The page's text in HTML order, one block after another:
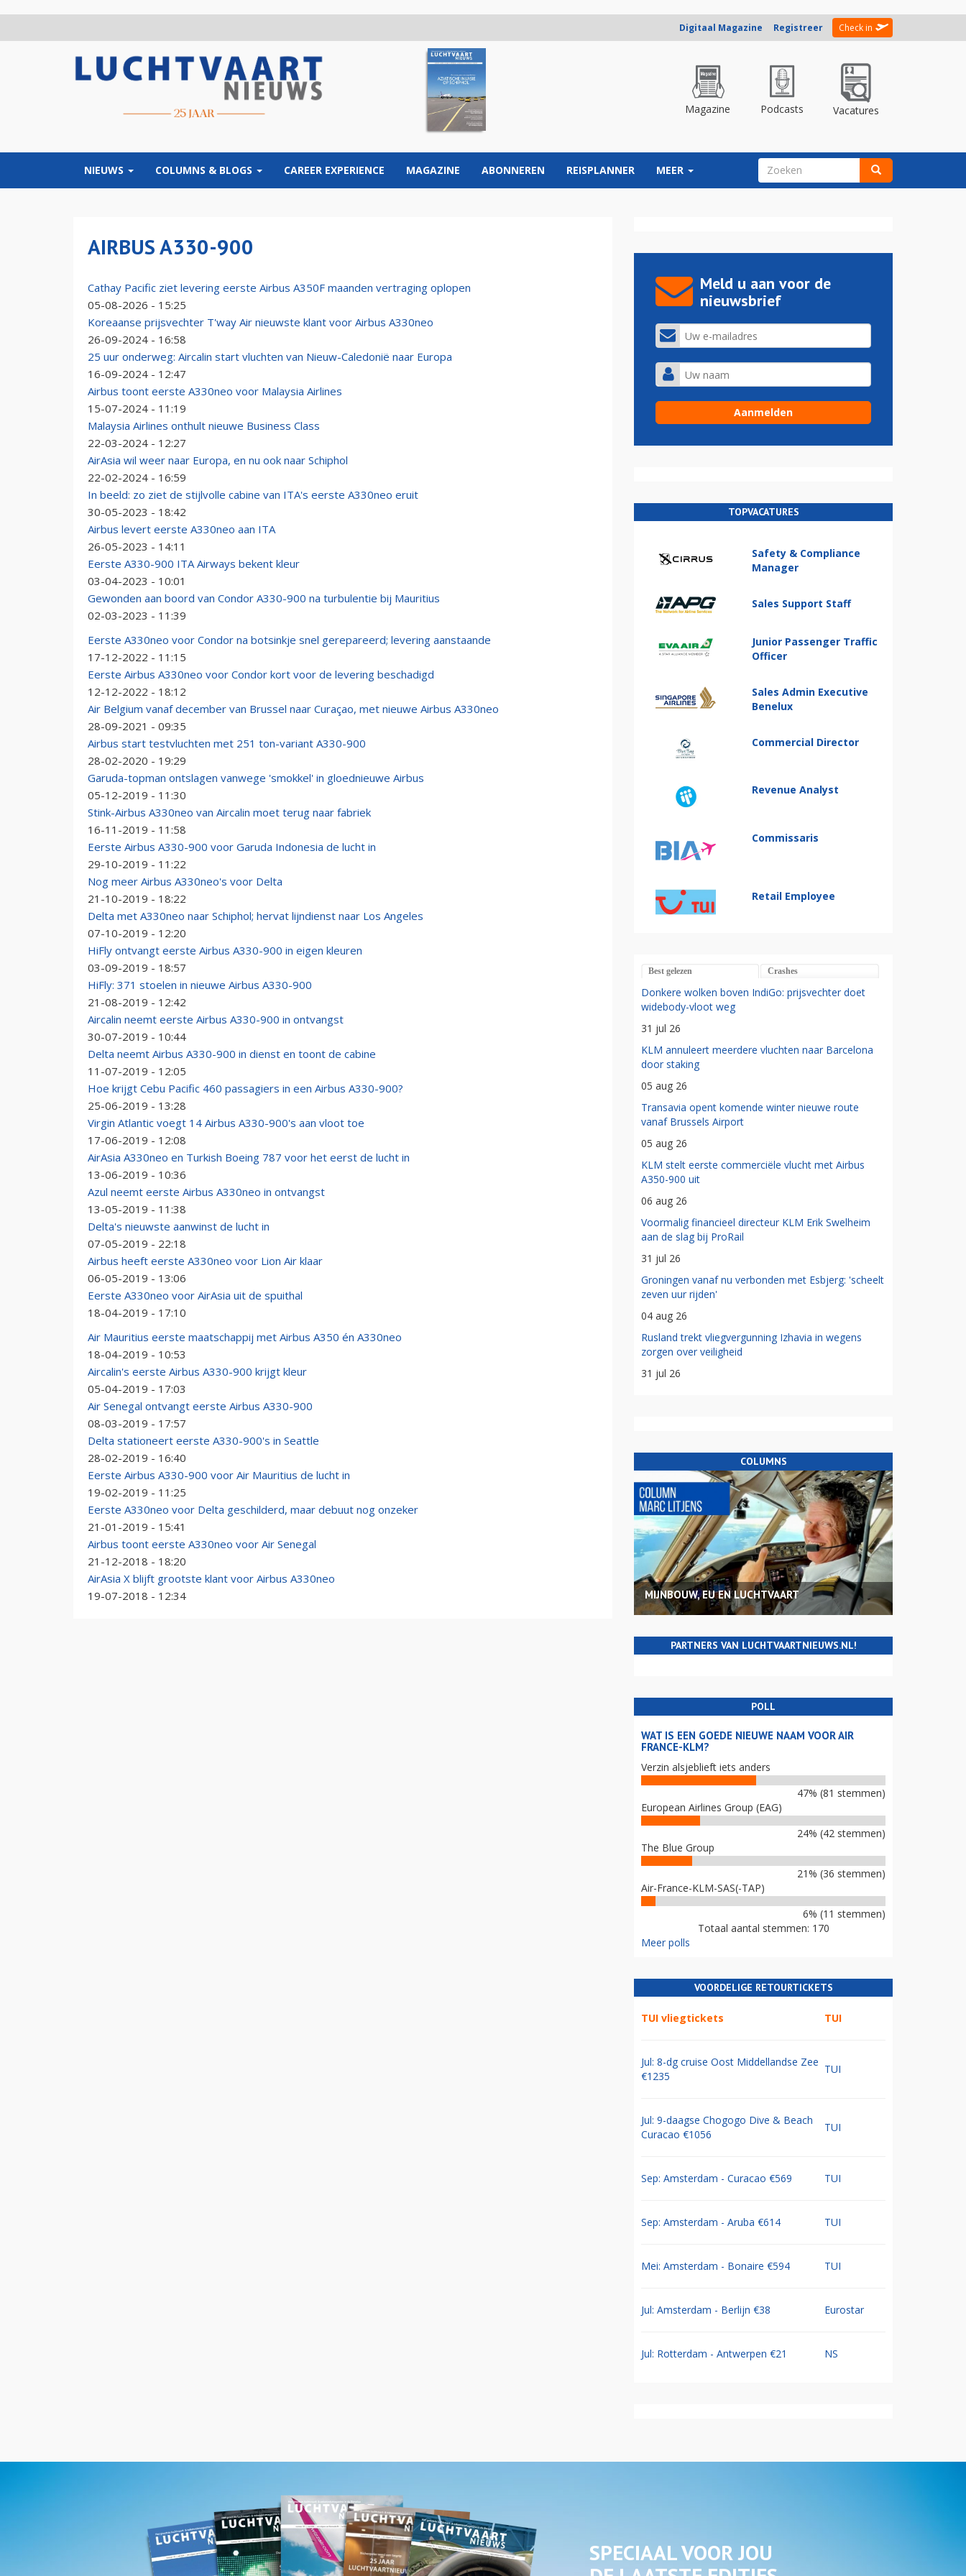
Digitaal Magazine Registreer Check in
Magazine Podcasts Vacatures
NIEUWS COLUMNS & BLOGS CAREER EXPERIENCE MAGAZINE ABONNEREN REISPLANNER MEER ZOEKVELD
AIRBUS A330-900
Cathay Pacific ziet levering eerste Airbus A350F maanden vertraging oplopen
05-08-2026 - 15:25
Koreaanse prijsvechter T'way Air nieuwste klant voor Airbus A330neo
26-09-2024 - 16:58
25 uur onderweg: Aircalin start vluchten van Nieuw-Caledonië naar Europa
16-09-2024 - 12:47
Airbus toont eerste A330neo voor Malaysia Airlines
15-07-2024 - 11:19
Malaysia Airlines onthult nieuwe Business Class
22-03-2024 - 12:27
AirAsia wil weer naar Europa, en nu ook naar Schiphol
22-02-2024 - 16:59
In beeld: zo ziet de stijlvolle cabine van ITA's eerste A330neo eruit
30-05-2023 - 18:42
Airbus levert eerste A330neo aan ITA
26-05-2023 - 14:11
Eerste A330-900 ITA Airways bekent kleur
03-04-2023 - 10:01
Gewonden aan boord van Condor A330-900 na turbulentie bij Mauritius
02-03-2023 - 11:39
Eerste A330neo voor Condor na botsinkje snel gerepareerd; levering aanstaande
17-12-2022 - 11:15
Eerste Airbus A330neo voor Condor kort voor de levering beschadigd
12-12-2022 - 18:12
Air Belgium vanaf december van Brussel naar Curaçao, met nieuwe Airbus A330neo
28-09-2021 - 09:35
Airbus start testvluchten met 251 ton-variant A330-900
28-02-2020 - 19:29
Garuda-topman ontslagen vanwege 'smokkel' in gloednieuwe Airbus
05-12-2019 - 11:30
Stink-Airbus A330neo van Aircalin moet terug naar fabriek
16-11-2019 - 11:58
Eerste Airbus A330-900 voor Garuda Indonesia de lucht in
29-10-2019 - 11:22
Nog meer Airbus A330neo's voor Delta
21-10-2019 - 18:22
Delta met A330neo naar Schiphol; hervat lijndienst naar Los Angeles
07-10-2019 - 12:20
HiFly ontvangt eerste Airbus A330-900 in eigen kleuren
03-09-2019 - 18:57
HiFly: 371 stoelen in nieuwe Airbus A330-900
21-08-2019 - 12:42
Aircalin neemt eerste Airbus A330-900 in ontvangst
30-07-2019 - 10:44
Delta neemt Airbus A330-900 in dienst en toont de cabine
11-07-2019 - 12:05
Hoe krijgt Cebu Pacific 460 passagiers in een Airbus A330-900?
25-06-2019 - 13:28
Virgin Atlantic voegt 14 Airbus A330-900's aan vloot toe
17-06-2019 - 12:08
AirAsia A330neo en Turkish Boeing 787 voor het eerst de lucht in
13-06-2019 - 10:36
Azul neemt eerste Airbus A330neo in ontvangst
13-05-2019 - 11:38
Delta's nieuwste aanwinst de lucht in
07-05-2019 - 22:18
Airbus heeft eerste A330neo voor Lion Air klaar
06-05-2019 - 13:06
Eerste A330neo voor AirAsia uit de spuithal
18-04-2019 - 17:10
Air Mauritius eerste maatschappij met Airbus A350 én A330neo
18-04-2019 - 10:53
Aircalin's eerste Airbus A330-900 krijgt kleur
05-04-2019 - 17:03
Air Senegal ontvangt eerste Airbus A330-900
08-03-2019 - 17:57
Delta stationeert eerste A330-900's in Seattle
28-02-2019 - 16:40
Eerste Airbus A330-900 voor Air Mauritius de lucht in
19-02-2019 - 11:25
Eerste A330neo voor Delta geschilderd, maar debuut nog onzeker
21-01-2019 - 15:41
Airbus toont eerste A330neo voor Air Senegal
21-12-2018 - 18:20
AirAsia X blijft grootste klant voor Airbus A330neo
19-07-2018 - 12:34
Meld u aan voor de
nieuwsbrief
TOPVACATURES
Safety & Compliance
Manager
Sales Support Staff
Junior Passenger Traffic
Officer
Sales Admin Executive
Benelux
Commercial Director
Revenue Analyst
Commissaris
Retail Employee
Best gelezen Crashes
Donkere wolken boven IndiGo: prijsvechter doet
widebody-vloot weg
31 jul 26
KLM annuleert meerdere vluchten naar Barcelona
door staking
05 aug 26
Transavia opent komende winter nieuwe route
vanaf Brussels Airport
05 aug 26
KLM stelt eerste commerciële vlucht met Airbus
A350-900 uit
06 aug 26
Voormalig financieel directeur KLM Erik Swelheim
aan de slag bij ProRail
31 jul 26
Groningen vanaf nu verbonden met Esbjerg: 'scheelt
zeven uur rijden'
04 aug 26
Rusland trekt vliegvergunning Izhavia in wegens
zorgen over veiligheid
31 jul 26
COLUMNS
MIJNBOUW, EU EN LUCHTVAART
PARTNERS VAN LUCHTVAARTNIEUWS.NL!
POLL
WAT IS EEN GOEDE NIEUWE NAAM VOOR AIR
FRANCE-KLM?
Verzin alsjeblieft iets anders
47% (81 stemmen)
European Airlines Group (EAG)
24% (42 stemmen)
The Blue Group
21% (36 stemmen)
Air-France-KLM-SAS(-TAP)
6% (11 stemmen)
Totaal aantal stemmen: 170
Meer polls
VOORDELIGE RETOURTICKETS
TUI vliegtickets TUI
Jul: 8-dg cruise Oost Middellandse Zee
€1235
TUI
Jul: 9-daagse Chogogo Dive & Beach
Curacao €1056
TUI
Sep: Amsterdam - Curacao €569 TUI
Sep: Amsterdam - Aruba €614 TUI
Mei: Amsterdam - Bonaire €594 TUI
Jul: Amsterdam - Berlijn €38 Eurostar
Jul: Rotterdam - Antwerpen €21 NS
SPECIAAL VOOR JOU